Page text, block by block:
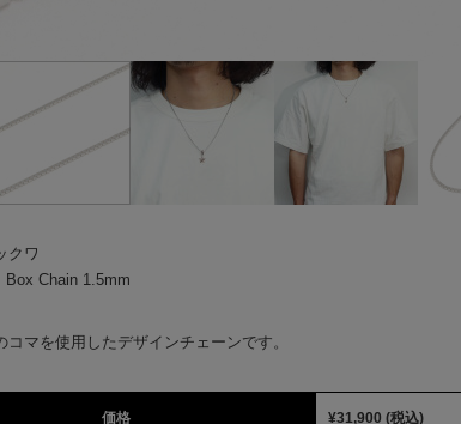
クワ
Chain 1.5mm
コマを使用したデザインチェーンです。
価格 ¥31,900 (税込)